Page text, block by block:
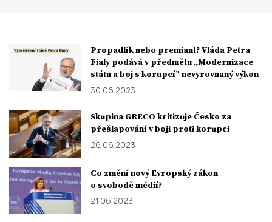
Propadlík nebo premiant? Vláda Petra
Fialy podává v předmětu „Modernizace
státu a boj s korupcí” nevyrovnaný výkon
30. 06. 2023
Skupina GRECO kritizuje Česko za
přešlapování v boji proti korupci
26. 06. 2023
Co změní nový Evropský zákon
o svobodě médií?
21. 06. 2023